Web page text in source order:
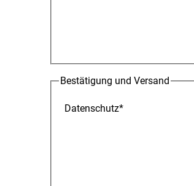
Bestätigung und Versand
Datenschutz*